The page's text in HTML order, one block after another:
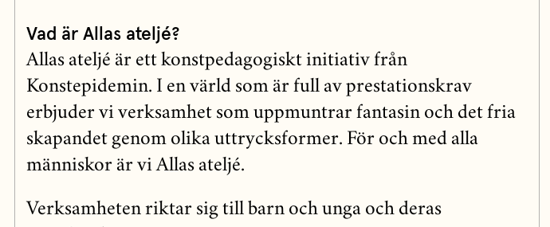
Vad är Allas ateljé?
Allas ateljé är ett konstpedagogiskt initiativ från
Konstepidemin. I en värld som är full av prestationskrav
erbjuder vi verksamhet som uppmuntrar fantasin och det fria
skapandet genom olika uttrycksformer. För och med alla
människor är vi Allas ateljé.
Verksamheten riktar sig till barn och unga och deras